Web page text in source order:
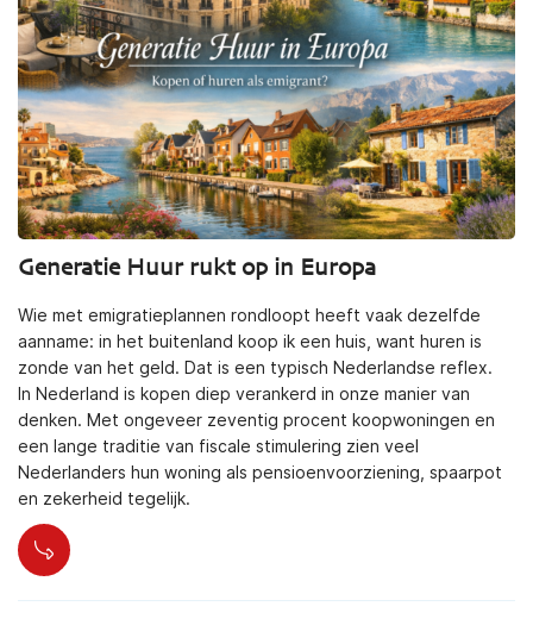
Generatie Huur rukt op in Europa
Wie met emigratieplannen rondloopt heeft vaak dezelfde
aanname: in het buitenland koop ik een huis, want huren is
zonde van het geld. Dat is een typisch Nederlandse reflex.
In Nederland is kopen diep verankerd in onze manier van
denken. Met ongeveer zeventig procent koopwoningen en
een lange traditie van fiscale stimulering zien veel
Nederlanders hun woning als pensioenvoorziening, spaarpot
en zekerheid tegelijk.